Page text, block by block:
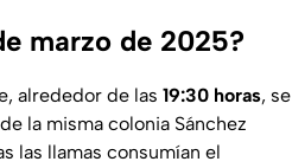
marzo de 2025?
alrededor de las 19:30 horas, se
la misma colonia Sánchez
las llamas consumían el